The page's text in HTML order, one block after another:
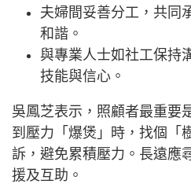
夫婦間妥善分工，共同
和諧。
與專業人士如社工保持
技能與信心。
吳鳳芝表示，照顧者最重要
到壓力「爆煲」時，找個「
訴，避免累積壓力。長遠應
援及互助。